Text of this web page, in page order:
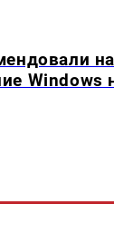
Windows